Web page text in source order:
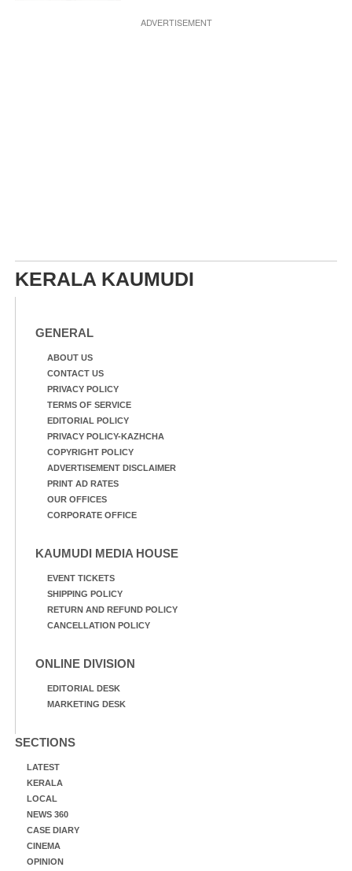
ADVERTISEMENT
KERALA KAUMUDI
GENERAL
ABOUT US
CONTACT US
PRIVACY POLICY
TERMS OF SERVICE
EDITORIAL POLICY
PRIVACY POLICY-KAZHCHA
COPYRIGHT POLICY
ADVERTISEMENT DISCLAIMER
PRINT AD RATES
OUR OFFICES
CORPORATE OFFICE
KAUMUDI MEDIA HOUSE
EVENT TICKETS
SHIPPING POLICY
RETURN AND REFUND POLICY
CANCELLATION POLICY
ONLINE DIVISION
EDITORIAL DESK
MARKETING DESK
SECTIONS
LATEST
KERALA
LOCAL
NEWS 360
CASE DIARY
CINEMA
OPINION